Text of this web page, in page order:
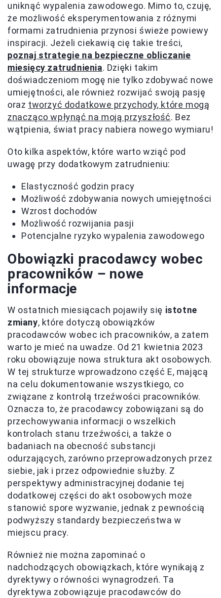
uniknąć wypalenia zawodowego. Mimo to, czuję,
że możliwość eksperymentowania z różnymi
formami zatrudnienia przynosi świeże powiewy
inspiracji. Jeżeli ciekawią cię takie treści,
poznaj strategie na bezpieczne obliczanie
miesięcy zatrudnienia. Dzięki takim
doświadczeniom mogę nie tylko zdobywać nowe
umiejętności, ale również rozwijać swoją pasję
oraz tworzyć dodatkowe przychody, które mogą
znacząco wpłynąć na moją przyszłość. Bez
wątpienia, świat pracy nabiera nowego wymiaru!
Oto kilka aspektów, które warto wziąć pod
uwagę przy dodatkowym zatrudnieniu:
Elastyczność godzin pracy
Możliwość zdobywania nowych umiejętności
Wzrost dochodów
Możliwość rozwijania pasji
Potencjalne ryzyko wypalenia zawodowego
Obowiązki pracodawcy wobec
pracowników – nowe
informacje
W ostatnich miesiącach pojawiły się istotne
zmiany, które dotyczą obowiązków
pracodawców wobec ich pracowników, a zatem
warto je mieć na uwadze. Od 21 kwietnia 2023
roku obowiązuje nowa struktura akt osobowych.
W tej strukturze wprowadzono część E, mającą
na celu dokumentowanie wszystkiego, co
związane z kontrolą trzeźwości pracowników.
Oznacza to, że pracodawcy zobowiązani są do
przechowywania informacji o wszelkich
kontrolach stanu trzeźwości, a także o
badaniach na obecność substancji
odurzających, zarówno przeprowadzonych przez
siebie, jak i przez odpowiednie służby. Z
perspektywy administracyjnej dodanie tej
dodatkowej części do akt osobowych może
stanowić spore wyzwanie, jednak z pewnością
podwyższy standardy bezpieczeństwa w
miejscu pracy.
Również nie można zapominać o
nadchodzących obowiązkach, które wynikają z
dyrektywy o równości wynagrodzeń. Ta
dyrektywa zobowiązuje pracodawców do